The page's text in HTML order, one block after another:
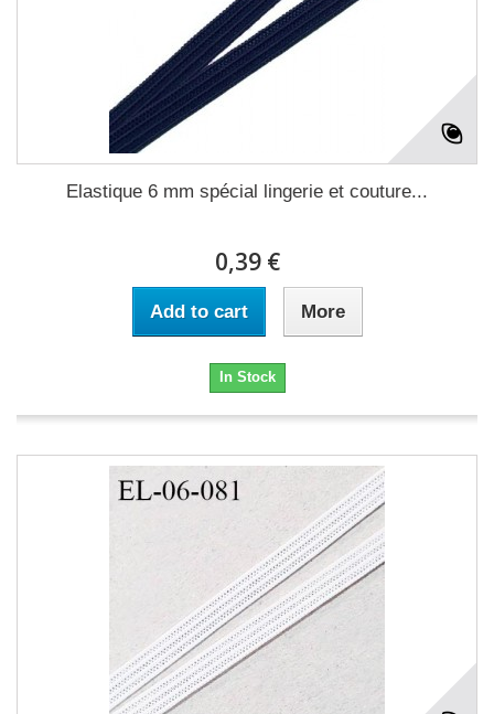
Elastique 6 mm spécial lingerie et couture...
0,39 €
Add to cart More
In Stock